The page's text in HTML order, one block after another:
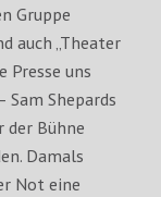
Gruppe
auch „Theater
Presse uns
Shepards
der Bühne
Damals
Not eine